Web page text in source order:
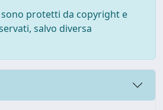
protetti da copyright e
salvo diversa